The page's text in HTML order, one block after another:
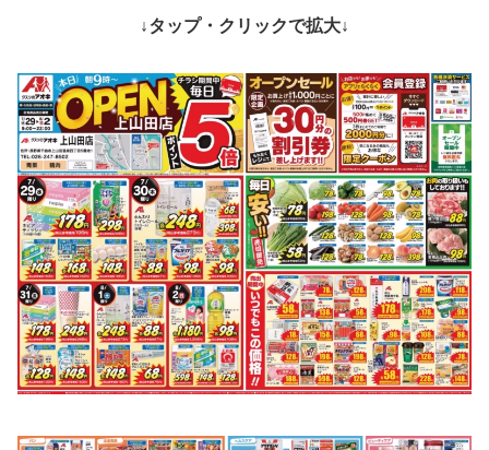
↓タップ・クリックで拡大↓